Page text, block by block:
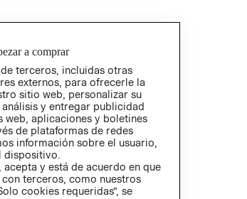
a comprar
terceros, incluidas otras
externos, para ofrecerle la
sitio web, personalizar su
y entregar publicidad
web, aplicaciones y boletines
de plataformas de redes
información sobre el usuario,
dispositivo.
acepta y está de acuerdo en que
terceros, como nuestros
cookies requeridas”, se